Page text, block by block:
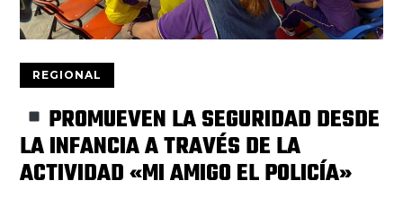
REGIONAL
PROMUEVEN LA SEGURIDAD DESDE
LA INFANCIA A TRAVÉS DE LA
ACTIVIDAD «MI AMIGO EL POLICÍA»